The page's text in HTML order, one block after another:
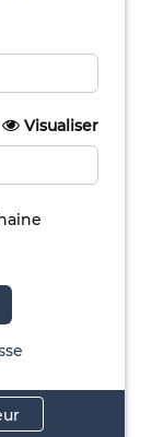
Visualiser